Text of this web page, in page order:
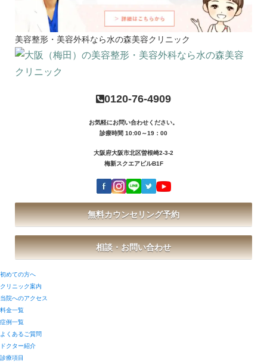
美容整形・美容外科なら水の森美容クリニック
0120-76-4909
お気軽にお問い合わせください。
診療時間 10:00～19：00
大阪府大阪市北区曽根崎2-3-2
梅新スクエアビルB1F
無料カウンセリング予約
相談・お問い合わせ
初めての方へ
クリニック案内
当院へのアクセス
料金一覧
症例一覧
よくあるご質問
ドクター紹介
診療項目